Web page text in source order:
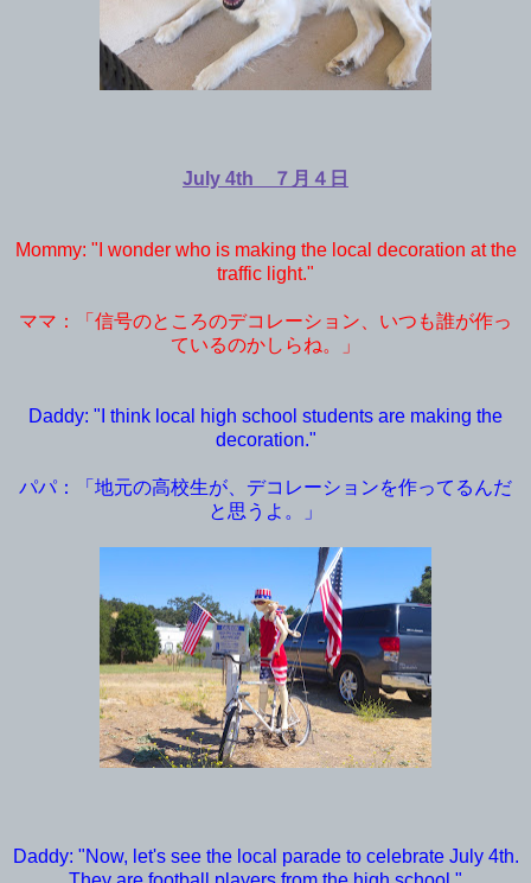
July 4th ７月４日
Mommy: "I wonder who is making the local decoration at the
traffic light."
ママ：「信号のところのデコレーション、いつも誰が作っ
ているのかしらね。」
Daddy: "I think local high school students are making the
decoration."
パパ：「地元の高校生が、デコレーションを作ってるんだ
と思うよ。」
Daddy: "Now, let's see the local parade to celebrate July 4th.